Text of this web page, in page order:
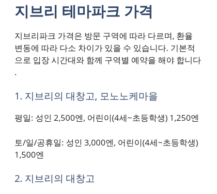
지브리 테마파크 가격
지브리파크 가격은 방문 구역에 따라 다르며, 환율
변동에 따라 다소 차이가 있을 수 있습니다. 기본적
으로 입장 시간대와 함께 구역별 예약을 해야 합니다​
.
1. 지브리의 대창고, 모노노케마을
평일: 성인 2,500엔, 어린이(4세~초등학생) 1,250엔
토/일/공휴일: 성인 3,000엔, 어린이(4세~초등학생)
1,500엔
2. 지브리의 대창고